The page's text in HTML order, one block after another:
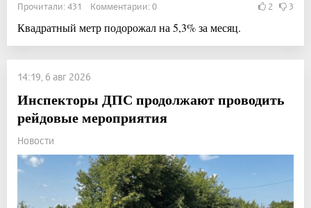
Прочитали: 431 Комментарии: 0 2 3
Квадратный метр подорожал на 5,3% за месяц.
14:19, 6 авг 2026
Инспекторы ДПС продолжают проводить
рейдовые мероприятия
Новости